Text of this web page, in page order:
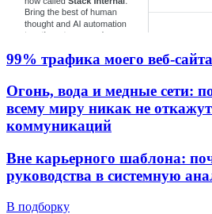
99% трафика моего
Огонь, вода и медные сети:
всему миру никак не
коммуникаций
Вне карьерного шаблона:
руководства в системную
В подборку